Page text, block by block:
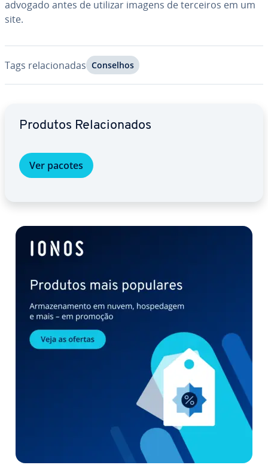
advogado antes de utilizar imagens de terceiros em um
site.
Tags re­la­ci­o­na­das Conselhos
Produtos Re­la­ci­o­na­dos
Ver pacotes